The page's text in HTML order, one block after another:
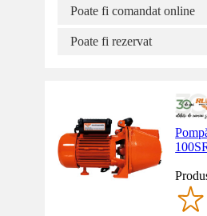
Poate fi comandat online
Poate fi rezervat